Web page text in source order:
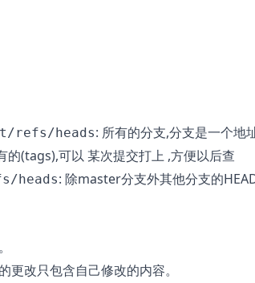
refs/heads: 所有的分支,分支是一个地
的(tags),可以 某次提交打上 ,方便以后查
heads: 除master分支外其他分支的
更改只包含自己修改的内容。